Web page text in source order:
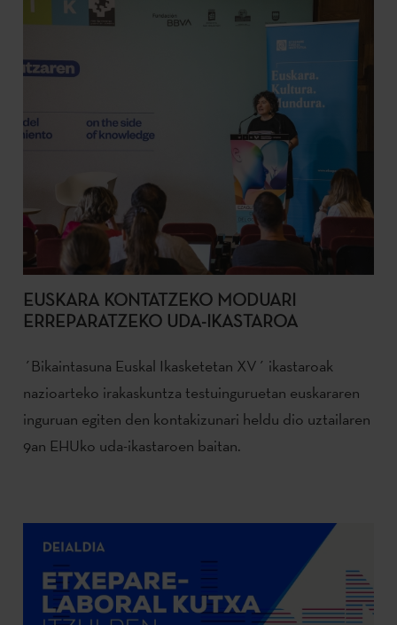
EUSKARA KONTATZEKO MODUARI
ERREPARATZEKO UDA-IKASTAROA
´Bikaintasuna Euskal Ikasketetan XV´ ikastaroak
nazioarteko irakaskuntza testuinguruetan euskararen
inguruan egiten den kontakizunari heldu dio uztailaren
9an EHUko uda-ikastaroen baitan.